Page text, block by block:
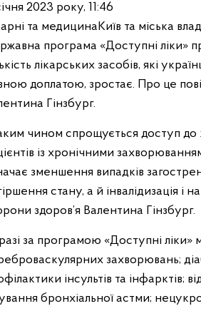
2023 року, 11:46
та медицинаКиїв та міська
програма «Доступні ліки»
лікарських засобів, які
доплатою, зростає. Про це
Гінзбург.
чином спрощується доступ до
із хронічними
зменшення випадків
стану, а й інвалідизація
здоров’я Валентина Гінзбург.
за програмою «Доступні
захворювань;
інсультів та інфарктів;
бронхіальної астми;